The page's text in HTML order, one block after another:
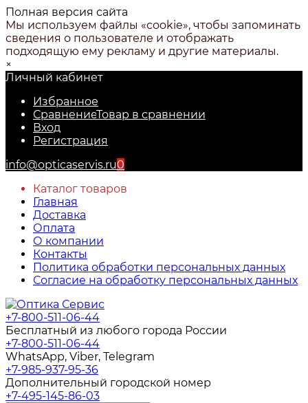
Полная версия сайта
Мы используем файлы «cookie», чтобы запоминать
сведения о пользователе и отображать
подходящую ему рекламу и другие материалы.
×
Личный кабинет
Избранное
СравнениеТовар в сравнении
Вход
Регистрация
info@opticaservis.ru0
Каталог товаров
Главная
Доставка
Оплата
О компании
Контакты
Политика обработки персональных данных
Согласие на обработку персональных данных
+7-800-511-06-44
Бесплатный из любого города России
+7-800-511-06-44
WhatsApp, Viber, Telegram
+7-985-937-95-36
Дополнительный городской номер
+7-495-145-86-03